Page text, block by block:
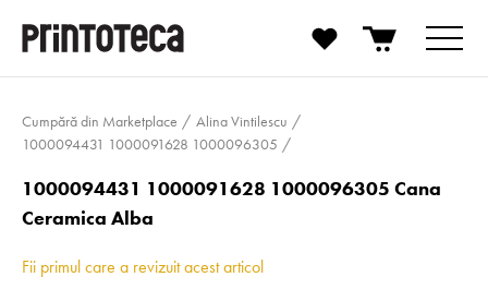
Cumpără din Marketplace
Alina Vintilescu
1000094431 1000091628 1000096305
1000094431 1000091628 1000096305 Cana
Ceramica Alba
Fii primul care a revizuit acest articol